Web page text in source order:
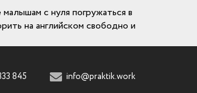
с нуля погружаться в
на английском свободно и
845 info@praktik.work